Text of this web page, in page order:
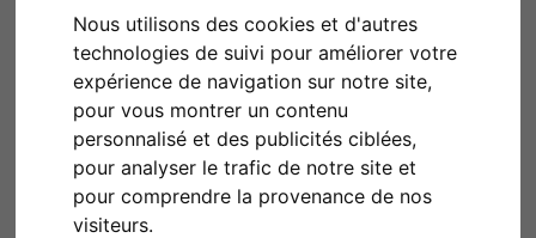
Nous utilisons des cookies et d'autres
technologies de suivi pour améliorer votre
expérience de navigation sur notre site,
pour vous montrer un contenu
personnalisé et des publicités ciblées,
pour analyser le trafic de notre site et
pour comprendre la provenance de nos
visiteurs.
Retour